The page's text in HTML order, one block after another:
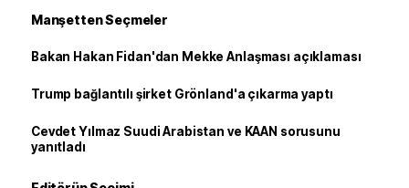
Manşetten Seçmeler
Bakan Hakan Fidan'dan Mekke Anlaşması açıklaması
Trump bağlantılı şirket Grönland'a çıkarma yaptı
Cevdet Yılmaz Suudi Arabistan ve KAAN sorusunu
yanıtladı